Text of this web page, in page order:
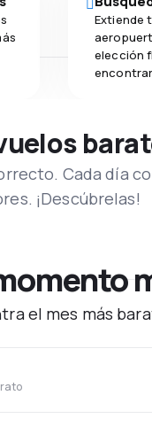
Extiende
elección
Cada día
¡Descúbrelas!
el mes más